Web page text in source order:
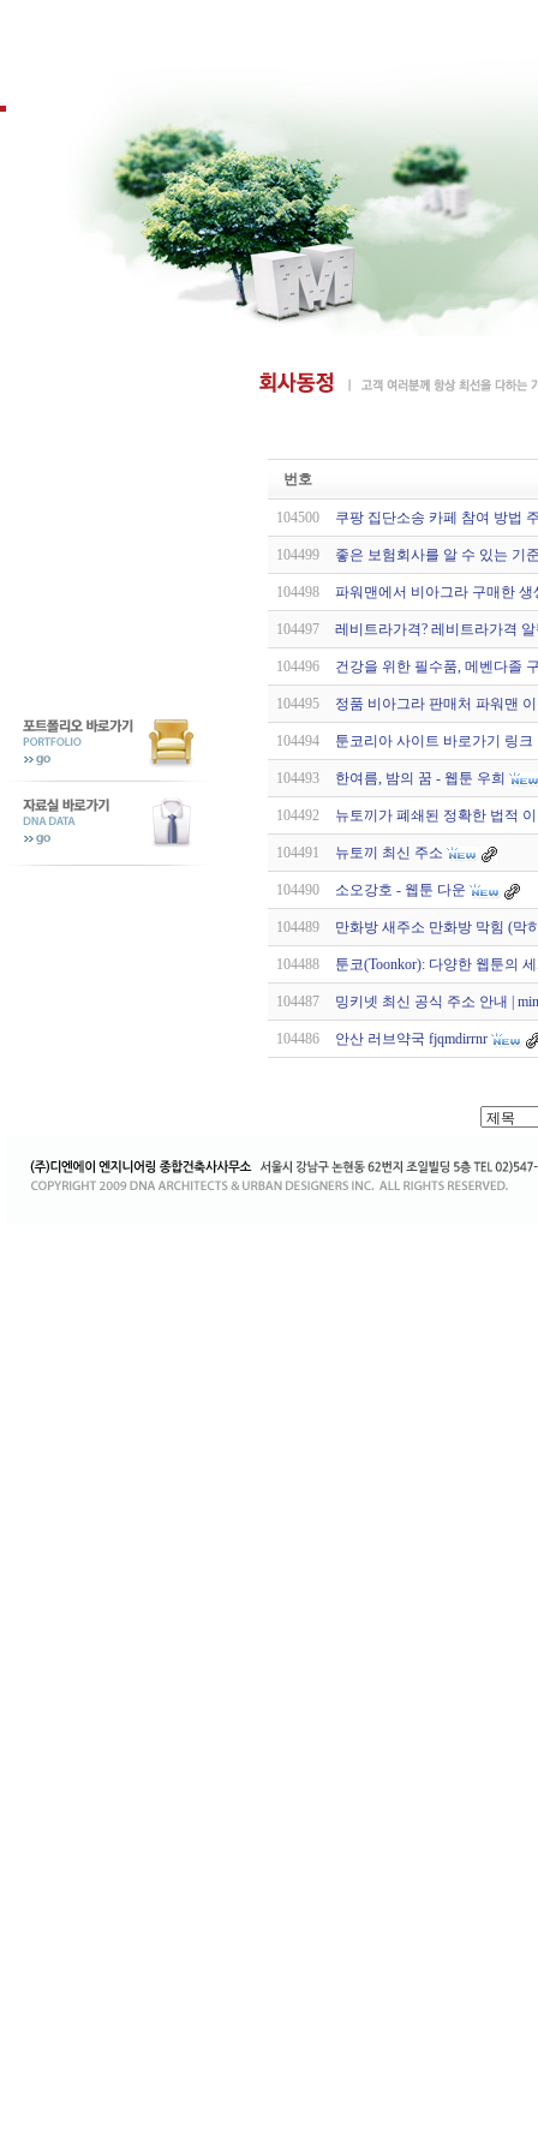
번호
104500 쿠팡 집단소송 카페 참여 방법
104499 좋은 보험회사를 알 수 있는 기
104498 파워맨에서 비아그라 구매한 생
104497 레비트라가격? 레비트라가격
104496 건강을 위한 필수품, 메벤다졸
104495 정품 비아그라 판매처 파워맨
104494 툰코리아 사이트 바로가기 링크
104493 한여름, 밤의 꿈 - 웹툰 우희
104492 뉴토끼가 폐쇄된 정확한 법적
104491 뉴토끼 최신 주소
104490 소오강호 - 웹툰 다운
104489 만화방 새주소 만화방 막힘 (막
104488 툰코(Toonkor): 다양한 웹툰의
104487 밍키넷 최신 공식 주소 안내 |
104486 안산 러브약국 fjqmdirrnr